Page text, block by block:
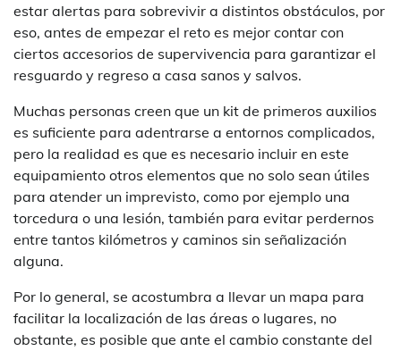
estar alertas para sobrevivir a distintos obstáculos, por
eso, antes de empezar el reto es mejor contar con
ciertos accesorios de supervivencia para garantizar el
resguardo y regreso a casa sanos y salvos.
Muchas personas creen que un kit de primeros auxilios
es suficiente para adentrarse a entornos complicados,
pero la realidad es que es necesario incluir en este
equipamiento otros elementos que no solo sean útiles
para atender un imprevisto, como por ejemplo una
torcedura o una lesión, también para evitar perdernos
entre tantos kilómetros y caminos sin señalización
alguna.
Por lo general, se acostumbra a llevar un mapa para
facilitar la localización de las áreas o lugares, no
obstante, es posible que ante el cambio constante del